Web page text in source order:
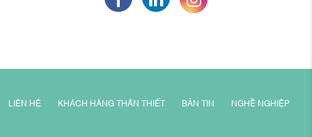
LIÊN HỆ KHÁCH HÀNG THÂN THIẾT BẢN TIN NGHỀ NGHIỆP